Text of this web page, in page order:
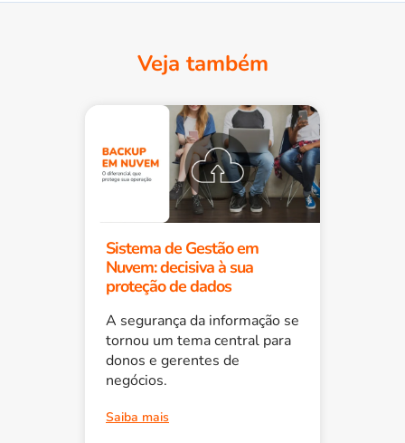
Veja também
Sistema de Gestão em
Nuvem: decisiva à sua
proteção de dados
A segurança da informação se
tornou um tema central para
donos e gerentes de
negócios.
Saiba mais